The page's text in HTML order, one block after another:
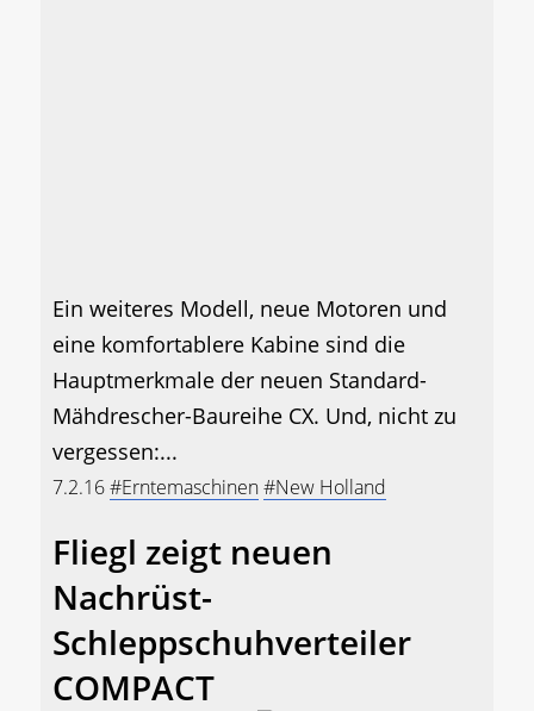
Ein weiteres Modell, neue Motoren und
eine komfortablere Kabine sind die
Hauptmerkmale der neuen Standard-
Mähdrescher-Baureihe CX. Und, nicht zu
vergessen:...
7.2.16#Erntemaschinen#New Holland
Fliegl zeigt neuen
Nachrüst-
Schleppschuhverteiler
COMPACT